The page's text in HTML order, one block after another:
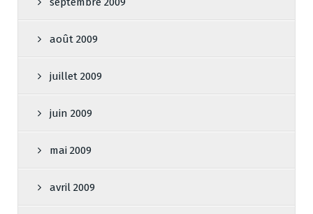
août 2009
juillet 2009
juin 2009
mai 2009
avril 2009